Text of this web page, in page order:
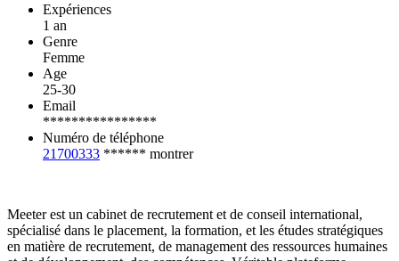
Expériences
1 an
Genre
Femme
Age
25-30
Email
****************
Numéro de téléphone
21700333 ****** montrer
Meeter est un cabinet de recrutement et de conseil international,
spécialisé dans le placement, la formation, et les études stratégiques
en matière de recrutement, de management des ressources humaines